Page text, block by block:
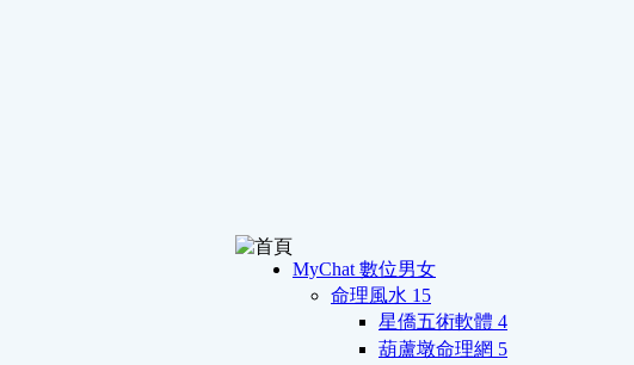
MyChat 數位男女
命理風水 15
星僑五術軟體 4
葫蘆墩命理網 5